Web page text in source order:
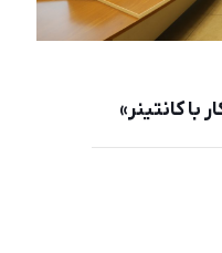
با کانتینر»